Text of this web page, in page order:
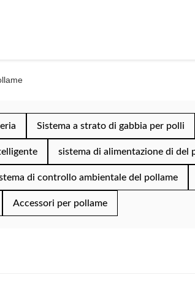
Sistema a strato di gabbia per polli
sistema di alimentazione di del
di controllo ambientale del pollame
Accessori per pollame